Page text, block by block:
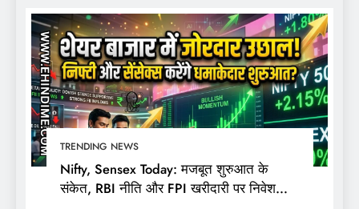
TRENDING NEWS
Nifty, Sensex Today: मजबूत शुरुआत के
संकेत, RBI नीति और FPI खरीदारी पर निवेशकों